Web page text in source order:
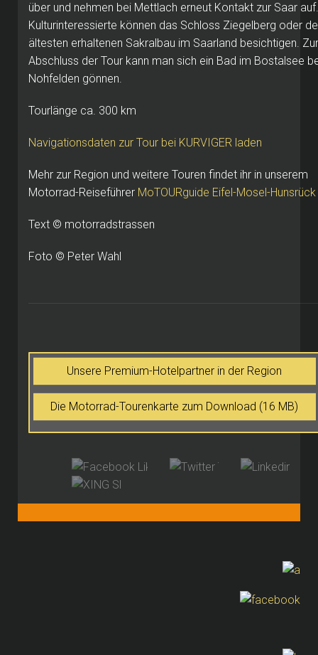
über und nehmen bei Mettlach erneut Kontakt zur Saar auf.
Kulturinteressierte können das Schloss Ziegelberg oder
ältesten erhaltenen Sakralbau im Saarland besichtigen.
Abschluss der Tour kann man sich ein Bad im Bostalsee
Nohfelden gönnen.
Tourlänge ca. 300 km
Navigationsdaten zur Tour bei KURVIGER laden
Mehr zur Region und weitere Touren findet ihr in unserem
Motorrad-Reiseführer MoTOURguide Eifel-Mosel-Hunsrück
Text © motorradstrassen
Foto © Peter Wahl
Unsere Premium-Hotelpartner in der Region
Die Motorrad-Tourenkarte zum Download (16 MB)